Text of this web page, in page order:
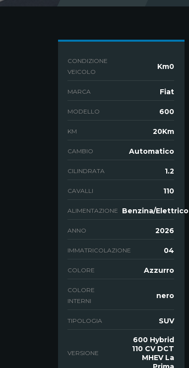
CONDIZIONE
VEICOLO
Km0
MARCA Fiat
MODELLO 600
KM 20Km
CAMBIO Automatico
CILINDRATA 1.2
CAVALLI 110
ALIMENTAZIONE Benzina/Elettrico
ANNO 2026
IMMATRICOLAZIONE 04
COLORE Azzurro
COLORE
INTERNI
nero
TIPOLOGIA SUV
VERSIONE
600 Hybrid
110 CV DCT
MHEV La